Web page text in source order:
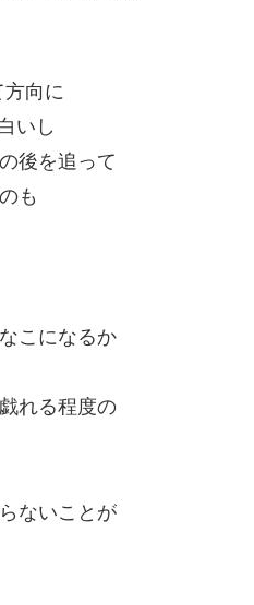
方向に
いし
後を追って
も
こになるか
れる程度の
ないことが